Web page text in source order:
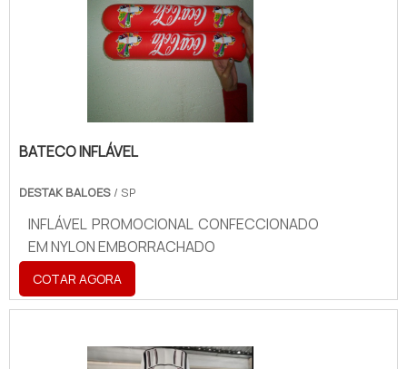
BATECO INFLÁVEL
DESTAK BALOES / SP
INFLÁVEL PROMOCIONAL CONFECCIONADO
EM NYLON EMBORRACHADO
COTAR AGORA